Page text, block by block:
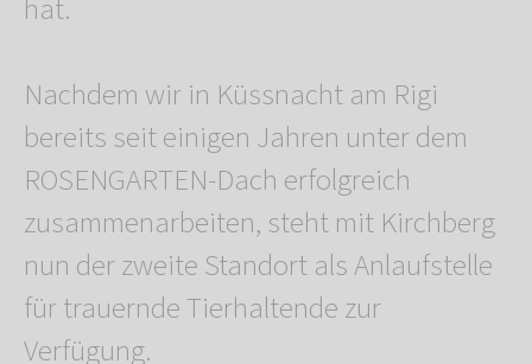
hat.
Nachdem wir in Küssnacht am Rigi
bereits seit einigen Jahren unter dem
ROSENGARTEN-Dach erfolgreich
zusammenarbeiten, steht mit Kirchberg
nun der zweite Standort als Anlaufstelle
für trauernde Tierhaltende zur
Verfügung.